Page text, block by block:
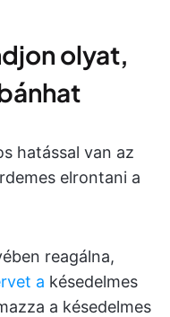
olyat,
hatással van az
elrontani a
reagálna,
a késedelmes
a késedelmes